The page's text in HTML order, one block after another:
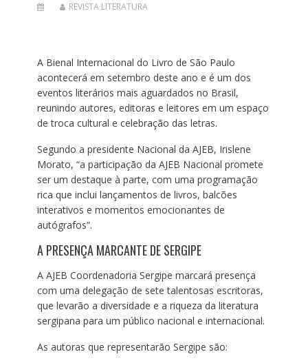
REVISTA LITERATURA
A Bienal Internacional do Livro de São Paulo
acontecerá em setembro deste ano e é um dos
eventos literários mais aguardados no Brasil,
reunindo autores, editoras e leitores em um espaço
de troca cultural e celebração das letras.
Segundo a presidente Nacional da AJEB, Irislene
Morato, “a participação da AJEB Nacional promete
ser um destaque à parte, com uma programação
rica que inclui lançamentos de livros, balcões
interativos e momentos emocionantes de
autógrafos”.
A PRESENÇA MARCANTE DE SERGIPE
A AJEB Coordenadoria Sergipe marcará presença
com uma delegação de sete talentosas escritoras,
que levarão a diversidade e a riqueza da literatura
sergipana para um público nacional e internacional.
As autoras que representarão Sergipe são: